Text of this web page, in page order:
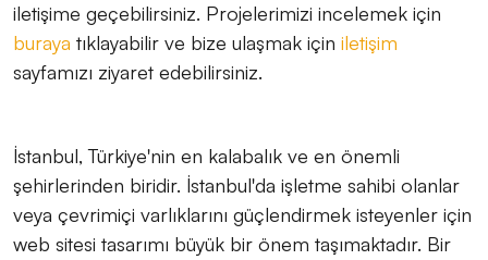
iletişime geçebilirsiniz. Projelerimizi incelemek için
buraya tıklayabilir ve bize ulaşmak için iletişim
sayfamızı ziyaret edebilirsiniz.
İstanbul, Türkiye'nin en kalabalık ve en önemli
şehirlerinden biridir. İstanbul'da işletme sahibi olanlar
veya çevrimiçi varlıklarını güçlendirmek isteyenler için
web sitesi tasarımı büyük bir önem taşımaktadır. Bir